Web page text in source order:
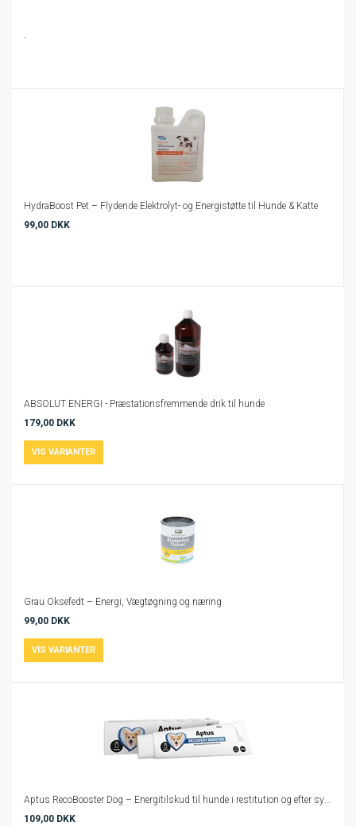
HydraBoost Pet – Flydende Elektrolyt- og Energistøtte til Hunde & Katte
99,00 DKK
ABSOLUT ENERGI - Præstationsfremmende drik til hunde
179,00 DKK
Grau Oksefedt – Energi, Vægtøgning og næring
99,00 DKK
Aptus RecoBooster Dog – Energitilskud til hunde i restitution og efter sygdom
109,00 DKK